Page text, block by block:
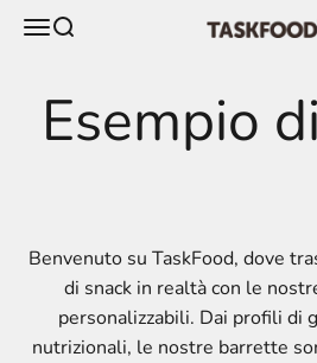
Vai al contenuto
Menù
Cerca TaskFood
Benvenuto su TaskFood, dove
di snack in realtà con le
personalizzabili. Dai profili di
nutrizionali, le nostre barrette